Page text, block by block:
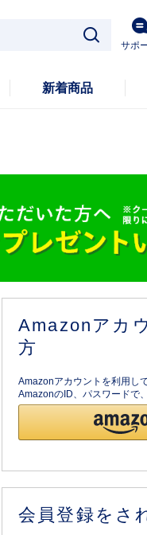
サポ
新着商品
Amazonアカ
方
Amazonアカウントを利用し
AmazonのID、パスワードで
会員登録をさ